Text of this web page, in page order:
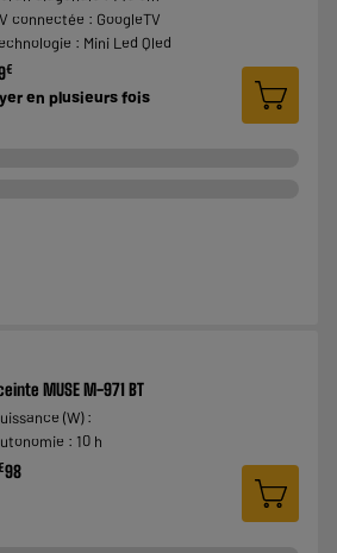
connectée : GoogleTV
: Mini Led Qled
€
en plusieurs fois
MUSE M-971 BT
(W) :
: 10 h
98